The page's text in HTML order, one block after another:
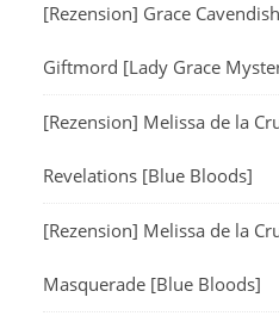
[Rezension] Grace
Giftmord [Lady Grace
[Rezension] Melissa de la
Revelations [Blue Bloods]
[Rezension] Melissa de la
Masquerade [Blue Bloods]